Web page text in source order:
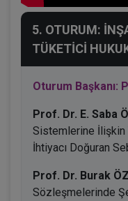
5. OTURUM:
TÜKETİCİ
Oturum Başkanı:
Prof. Dr. E. Saba
Sistemlerine İlişkin
İhtiyacı Doğuran
Prof. Dr. Burak
Sözleşmelerinde